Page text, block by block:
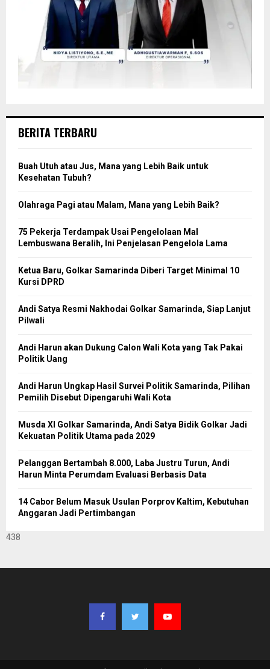
BERITA TERBARU
Buah Utuh atau Jus, Mana yang Lebih Baik untuk
Kesehatan Tubuh?
Olahraga Pagi atau Malam, Mana yang Lebih Baik?
75 Pekerja Terdampak Usai Pengelolaan Mal
Lembuswana Beralih, Ini Penjelasan Pengelola Lama
Ketua Baru, Golkar Samarinda Diberi Target Minimal 10
Kursi DPRD
Andi Satya Resmi Nakhodai Golkar Samarinda, Siap Lanjut
Pilwali
Andi Harun akan Dukung Calon Wali Kota yang Tak Pakai
Politik Uang
Andi Harun Ungkap Hasil Survei Politik Samarinda, Pilihan
Pemilih Disebut Dipengaruhi Wali Kota
Musda XI Golkar Samarinda, Andi Satya Bidik Golkar Jadi
Kekuatan Politik Utama pada 2029
Pelanggan Bertambah 8.000, Laba Justru Turun, Andi
Harun Minta Perumdam Evaluasi Berbasis Data
14 Cabor Belum Masuk Usulan Porprov Kaltim, Kebutuhan
Anggaran Jadi Pertimbangan
438